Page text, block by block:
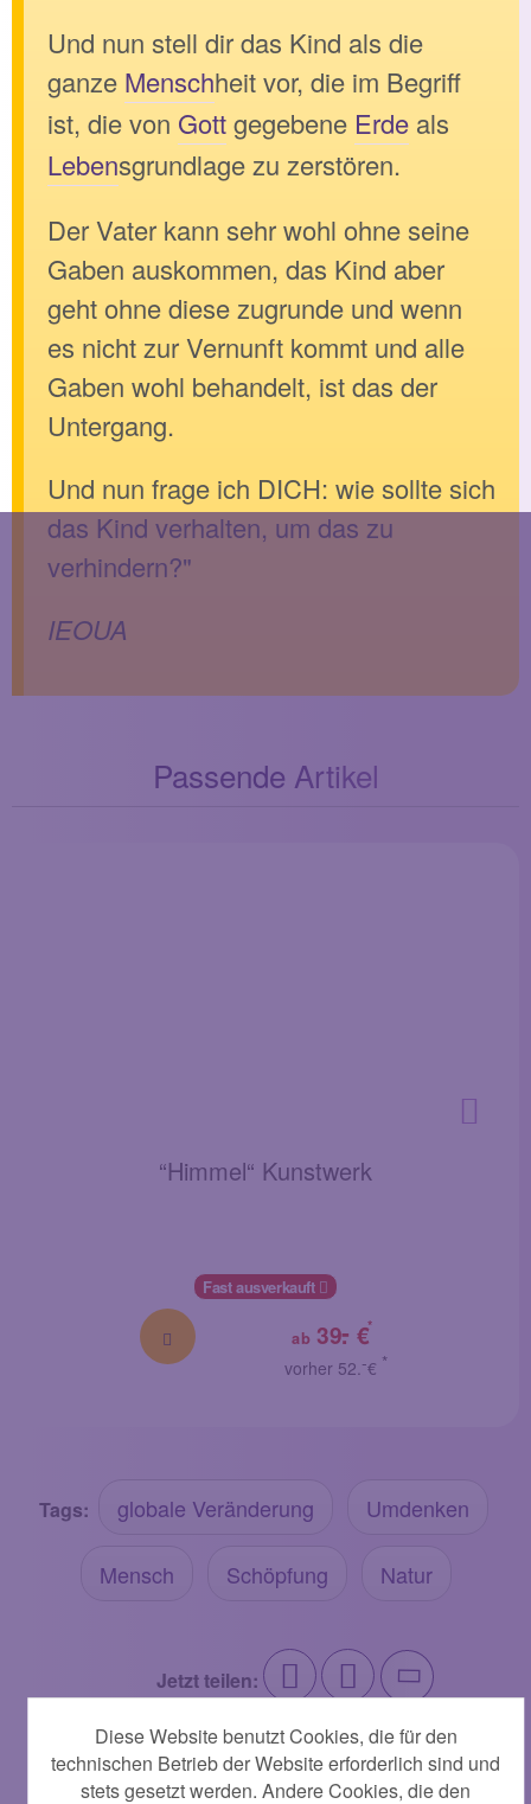
Und nun stell dir das Kind als die
ganze Menschheit vor, die im Begriff
ist, die von Gottgegebene Erde als
Lebensgrundlage zu zerstören.
Der Vater kann sehr wohl ohne seine
Gaben auskommen, das Kind aber
geht ohne diese zugrunde und wenn
es nicht zur Vernunft kommt und alle
Gaben wohl behandelt, ist das der
Untergang.
Und nun frage ich DICH: wie sollte sich
das Kind verhalten, um das zu
verhindern?"
IEOUA
Passende Artikel
“Himmel“ Kunstwerk
Fast ausverkauft
ab 39.
- €*
vorher 52. -€ *
Tags: globale Veränderung Umdenken
Mensch Schöpfung Natur
Jetzt teilen:
Diese Website benutzt Cookies, die für den
technischen Betrieb der Website erforderlich sind und
stets gesetzt werden. Andere Cookies, die den